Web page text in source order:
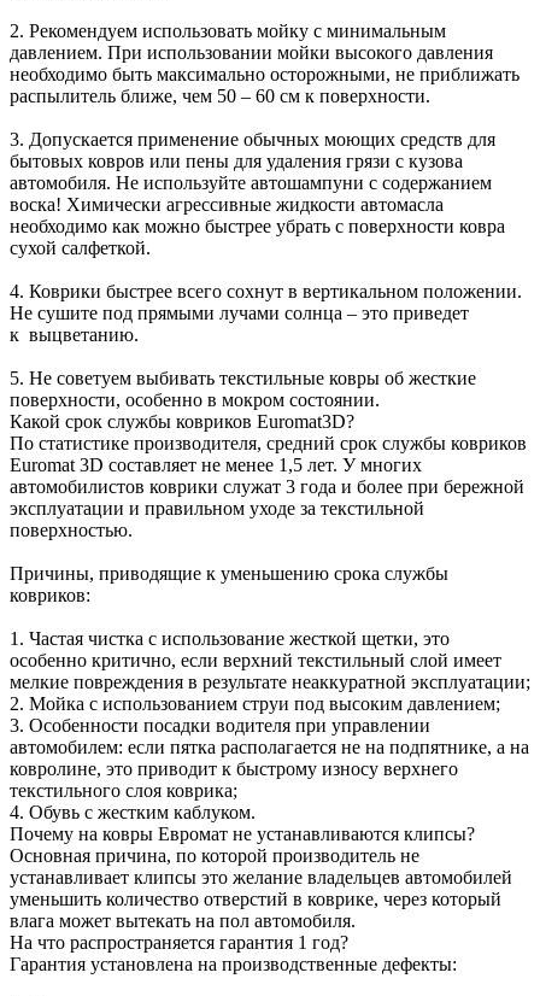
2. Рекомендуем использовать мойку с минимальным
давлением. При использовании мойки высокого давления
необходимо быть максимально осторожными, не приближать
распылитель ближе, чем 50 – 60 см к поверхности.
3. Допускается применение обычных моющих средств для
бытовых ковров или пены для удаления грязи с кузова
автомобиля. Не используйте автошампуни с содержанием
воска! Химически агрессивные жидкости автомасла
необходимо как можно быстрее убрать с поверхности ковра
сухой салфеткой.
4. Коврики быстрее всего сохнут в вертикальном положении.
Не сушите под прямыми лучами солнца – это приведет
к выцветанию.
5. Не советуем выбивать текстильные ковры об жесткие
поверхности, особенно в мокром состоянии.
Какой срок службы ковриков Euromat3D?
По статистике производителя, средний срок службы ковриков
Euromat 3D составляет не менее 1,5 лет. У многих
автомобилистов коврики служат 3 года и более при бережной
эксплуатации и правильном уходе за текстильной
поверхностью.
Причины, приводящие к уменьшению срока службы
ковриков:
1. Частая чистка с использование жесткой щетки, это
особенно критично, если верхний текстильный слой имеет
мелкие повреждения в результате неаккуратной эксплуатации;
2. Мойка с использованием струи под высоким давлением;
3. Особенности посадки водителя при управлении
автомобилем: если пятка располагается не на подпятнике, а на
ковролине, это приводит к быстрому износу верхнего
текстильного слоя коврика;
4. Обувь с жестким каблуком.
Почему на ковры Евромат не устанавливаются клипсы?
Основная причина, по которой производитель не
устанавливает клипсы это желание владельцев автомобилей
уменьшить количество отверстий в коврике, через который
влага может вытекать на пол автомобиля.
На что распространяется гарантия 1 год?
Гарантия установлена на производственные дефекты: